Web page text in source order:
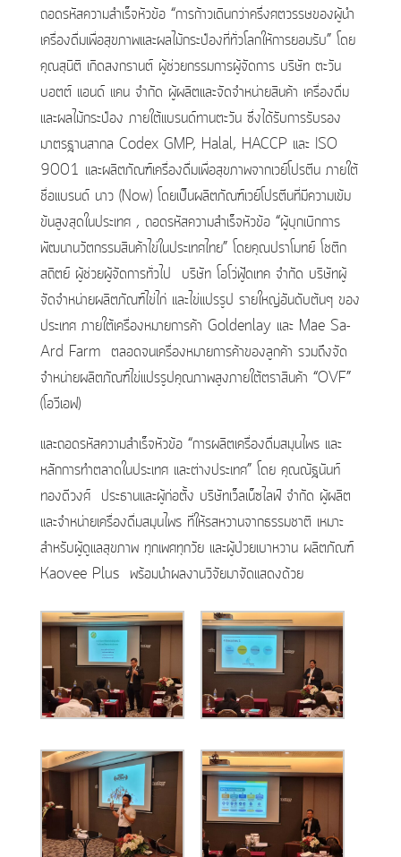
ถอดรหัสความสำเร็จหัวข้อ “การก้าวเดินกว่าครึ่งศตวรรษของผู้นำ
เครื่องดื่มเพื่อสุขภาพและผลไม้กระป๋องที่ทั่วโลกให้การยอมรับ” โดย
คุณสุนิติ เกิดสงกรานต์ ผู้ช่วยกรรมการผู้จัดการ บริษัท ตะวัน
บอตต์ แอนด์ แคน จำกัด ผู้ผลิตและจัดจำหน่ายสินค้า เครื่องดื่ม
และผลไม้กระป๋อง ภายใต้แบรนด์ทานตะวัน ซึ่งได้รับการรับรอง
มาตรฐานสากล Codex GMP, Halal, HACCP และ ISO
9001 และผลิตภัณฑ์เครื่องดื่มเพื่อสุขภาพจากเวย์โปรตีน ภายใต้
ชื่อแบรนด์ นาว (Now) โดยเป็นผลิตภัณฑ์เวย์โปรตีนที่มีความเข้ม
ข้นสูงสุดในประเทศ , ถอดรหัสความสำเร็จหัวข้อ “ผู้บุกเบิกการ
พัฒนานวัตกรรมสินค้าไข่ในประเทศไทย” โดยคุณปราโมทย์ โชติก
สถิตย์ ผู้ช่วยผู้จัดการทั่วไป บริษัท โอโว่ฟู้ดเทค จำกัด บริษัทผู้
จัดจำหน่ายผลิตภัณฑ์ไข่ไก่ และไข่แปรรูป รายใหญ่อันดับต้นๆ ของ
ประเทศ ภายใต้เครื่องหมายการค้า Goldenlay และ Mae Sa-
Ard Farm ตลอดจนเครื่องหมายการค้าของลูกค้า รวมถึงจัด
จำหน่ายผลิตภัณฑ์ไข่แปรรูปคุณภาพสูงภายใต้ตราสินค้า “OVF”
(โอวีเอฟ)
และถอดรหัสความสำเร็จหัวข้อ “การผลิตเครื่องดื่มสมุนไพร และ
หลักการทำตลาดในประเทศ และต่างประเทศ” โดย คุณณัฐนันท์
ทองดีวงศ์ ประธานและผู้ก่อตั้ง บริษัทเว็ลเน็ซไลฟ์ จำกัด ผู้ผลิต
และจำหน่ายเครื่องดื่มสมุนไพร ที่ให้รสหวานจากธรรมชาติ เหมาะ
สำหรับผู้ดูแลสุขภาพ ทุกเพศทุกวัย และผู้ป่วยเบาหวาน ผลิตภัณฑ์
Kaovee Plus พร้อมนำผลงานวิจัยมาจัดแสดงด้วย